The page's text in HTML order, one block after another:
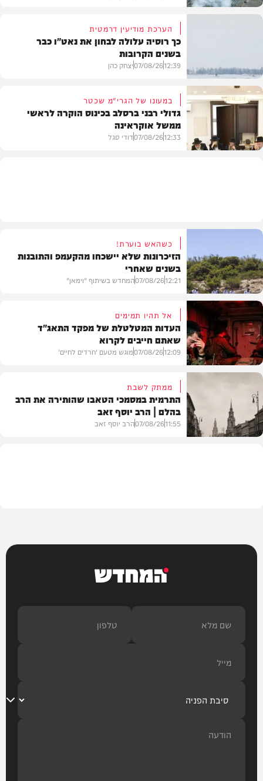
הערכת מודיעין דרמטית
כך רוסיה עלולה לבחון את נאט"ו כבר
בשנים הקרובות
12:39
07/08/26יצחק כהן
במעונו של הגרי"מ שכטר
גדולי רבני ברסלב בכינוס הוקרה לראשי
ממשל אוקראינה
12:33
07/08/26דודי סגל
וידאו
כשהאש בוערת!
הזיכרונות שלא יישכחו מהקעמפ והתובנות
בשנים שאחרי
12:21
07/08/26המחדש בשיתוף "וימאן"
דעות
אל תהיו תמימים
העדות המטלטלת של מפקד התאג"ד
שאתם חייבים לקרוא
12:09
07/08/26מוגש מטעם 'חרדים לחיים'
ממתק לשבת
התרמית במסמכי הטאבו שהותירה את הרב
בהלם | הרב יוסף זאב
11:55
07/08/26הרב יוסף זאב
המחדש